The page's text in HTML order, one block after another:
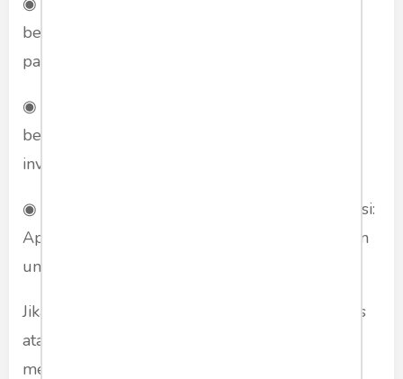
berinvestasi untuk jangka pendek atau jangka
panjang?
◉ Risiko yang dapat Anda toleransi: Seberapa
besar risiko yang Anda dapat terima dalam
investasi saham?
◉ Kemampuan Anda untuk memantau investasi:
Apakah Anda memiliki waktu dan pengetahuan
untuk memantau investasi saham Anda?
Jika Anda tertarik dengan Artikel seputar bisnis
ataupun ide bisnis yang menarik, Anda bisa
mengunjungi laman website dari